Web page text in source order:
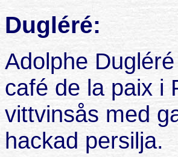
Dugléré:
Adolphe
café de la paix i
vittvinsås med
hackad persilja.